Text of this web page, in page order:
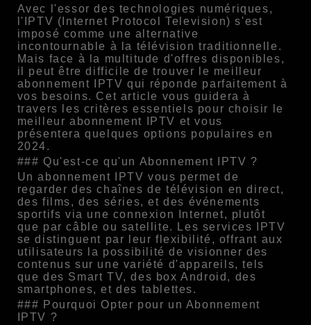
Avec l'essor des technologies numériques,
l'IPTV (Internet Protocol Television) s'est
imposé comme une alternative
incontournable à la télévision traditionnelle.
Mais face à la multitude d'offres disponibles,
il peut être difficile de trouver le meilleur
abonnement IPTV qui réponde parfaitement à
vos besoins. Cet article vous guidera à
travers les critères essentiels pour choisir le
meilleur abonnement IPTV et vous
présentera quelques options populaires en
2024.
### Qu'est-ce qu'un Abonnement IPTV ?
Un abonnement IPTV vous permet de
regarder des chaînes de télévision en direct,
des films, des séries, et des événements
sportifs via une connexion Internet, plutôt
que par câble ou satellite. Les services IPTV
se distinguent par leur flexibilité, offrant aux
utilisateurs la possibilité de visionner des
contenus sur une variété d'appareils, tels
que des Smart TV, des box Android, des
smartphones, et des tablettes.
### Pourquoi Opter pour un Abonnement
IPTV ?